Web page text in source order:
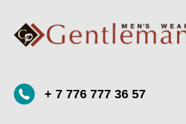
+ 7 776 777 36 57